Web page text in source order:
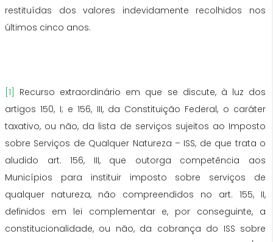
restituídas dos valores indevidamente recolhidos nos
últimos cinco anos.
[1] Recurso extraordinário em que se discute, à luz dos
artigos 150, I; e 156, III, da Constituição Federal, o caráter
taxativo, ou não, da lista de serviços sujeitos ao Imposto
sobre Serviços de Qualquer Natureza – ISS, de que trata o
aludido art. 156, III, que outorga competência aos
Municípios para instituir imposto sobre serviços de
qualquer natureza, não compreendidos no art. 155, II,
definidos em lei complementar e, por conseguinte, a
constitucionalidade, ou não, da cobrança do ISS sobre